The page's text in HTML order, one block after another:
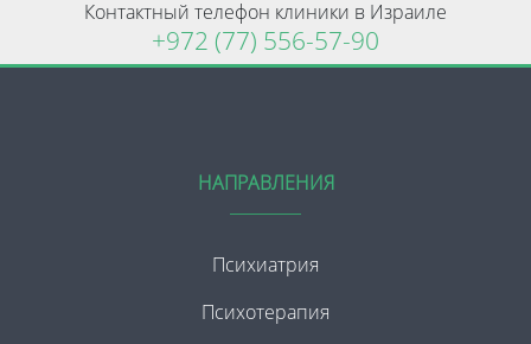
Контактный телефон клиники в Израиле
+972 (77) 556-57-90
НАПРАВЛЕНИЯ
Психиатрия
Психотерапия